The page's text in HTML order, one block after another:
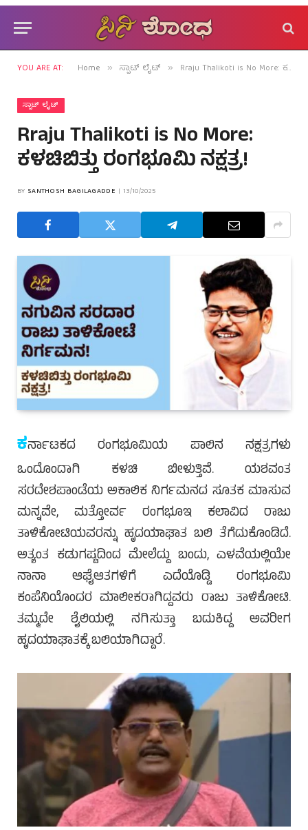
YOU ARE AT: Home » ಸ್ಪಾಟ್ ಲೈಟ್ » Rraju Thalikoti is No More: ಕಳಚಿಬಿತ್ತು ರಂಗಭೂಮಿ ನಕ್ಷತ್ರ!
ಸ್ಪಾಟ್ ಲೈಟ್
Rraju Thalikoti is No More:
ಕಳಚಿಬಿತ್ತು ರಂಗಭೂಮಿ ನಕ್ಷತ್ರ!
BY SANTHOSH BAGILAGADDE 13/10/2025
ಕರ್ನಾಟಕದ ರಂಗಭೂಮಿಯ ಪಾಲಿನ ನಕ್ಷತ್ರಗಳು
ಒಂದೊಂದಾಗಿ ಕಳಚಿ ಬೀಳುತ್ತಿವೆ. ಯಶವಂತ
ಸರದೇಶಪಾಂಡೆಯ ಅಕಾಲಿಕ ನಿರ್ಗಮನದ ಸೂತಕ ಮಾಸುವ
ಮನ್ನವೇ, ಮತ್ತೋರ್ವ ರಂಗಭೂಇ ಕಲಾವಿದ ರಾಜು
ತಾಳಿಕೋಟಿಯವರನ್ನು ಹೃದಯಾಘಾತ ಬಲಿ ತೆಗೆದುಕೊಂಡಿದೆ.
ಅತ್ಯಂತ ಕಡುಗಷ್ಟದಿಂದ ಮೇಲೆದ್ದು ಬಂದು, ಎಳವೆಯಲ್ಲಿಯೇ
ನಾನಾ ಆಘೈಆತಗಳಿಗೆ ಎದೆಯೊಡ್ಡಿ ರಂಗಭೂಮಿ
ಕಂಪೆನಿಯೊಂದರ ಮಾಲೀಕರಾಗಿದ್ದವರು ರಾಜು ತಾಳಿಕೋಟಿ.
ತಮ್ಮದೇ ಶೈಲಿಯಲ್ಲಿ ನಗಿಸುತ್ತಾ ಬದುಕಿದ್ದ ಅವರೀಗ
ಹೃದಯಾಘಾತಕ್ಕೆ ಬಲಿಯಾಗಿದ್ದಾರೆ.